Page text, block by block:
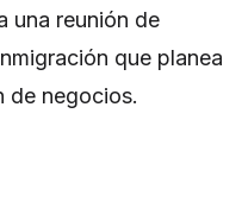
una reunión de
que planea
de negocios.